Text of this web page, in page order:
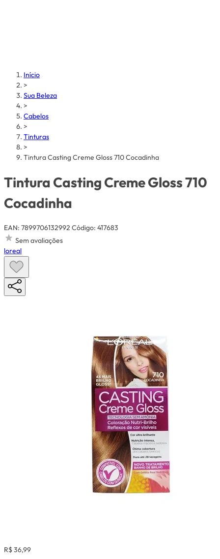
Início
>
Sua Beleza
>
Cabelos
>
Tinturas
>
Tintura Casting Creme Gloss 710 Cocadinha
Tintura Casting Creme Gloss 710
Cocadinha
EAN: 7899706132992 Código: 417683
Sem avaliações
loreal
R$ 36,99